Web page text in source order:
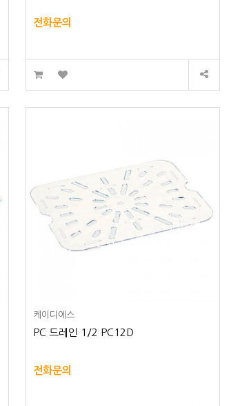
전화문의
케이디에스
PC 드레인 1/2 PC12D
전화문의